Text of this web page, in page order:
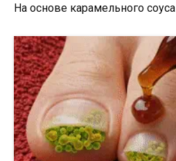
На основе карамельного соуса